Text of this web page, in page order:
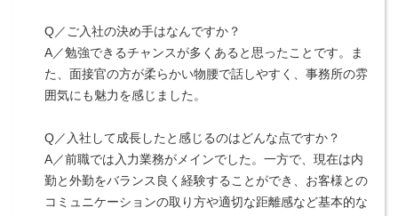
Q／ご入社の決め手はなんですか？
A／勉強できるチャンスが多くあると思ったことです。ま
た、面接官の方が柔らかい物腰で話しやすく、事務所の雰
囲気にも魅力を感じました。
Q／入社して成長したと感じるのはどんな点ですか？
A／前職では入力業務がメインでした。一方で、現在は内
勤と外勤をバランス良く経験することができ、お客様との
コミュニケーションの取り方や適切な距離感など基本的な